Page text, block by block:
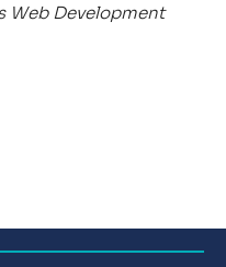
Web Development